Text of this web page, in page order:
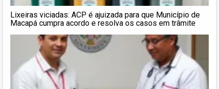
Lixeiras viciadas: ACP é ajuizada para que Município de
Macapá cumpra acordo e resolva os casos em trâmite